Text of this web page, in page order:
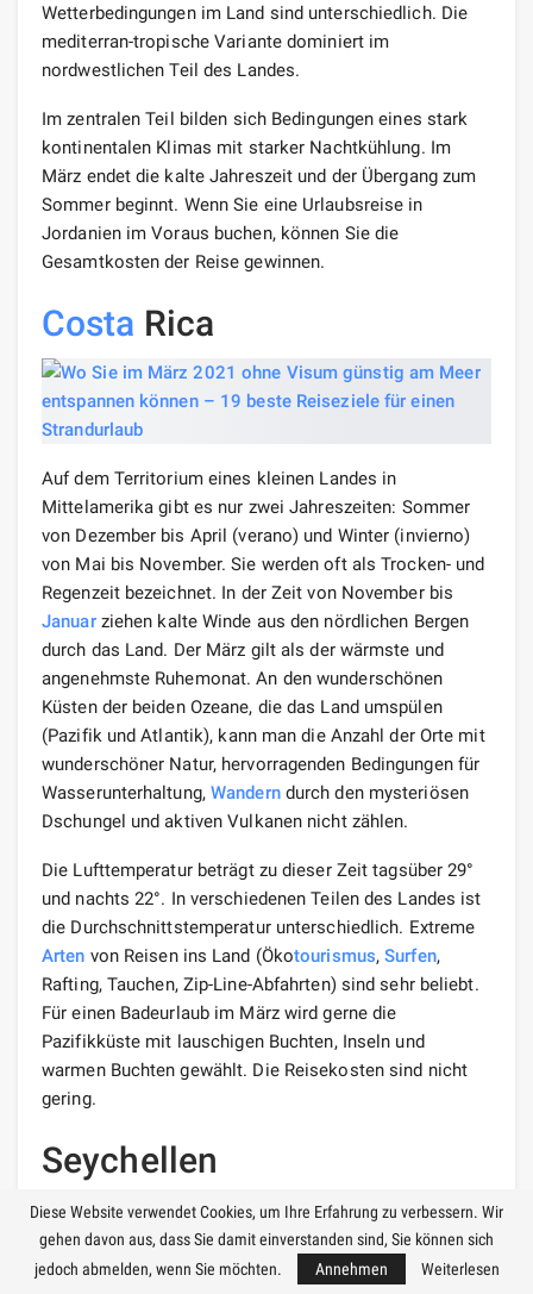
Wetterbedingungen im Land sind unterschiedlich. Die
mediterran-tropische Variante dominiert im
nordwestlichen Teil des Landes.
Im zentralen Teil bilden sich Bedingungen eines stark
kontinentalen Klimas mit starker Nachtkühlung. Im
März endet die kalte Jahreszeit und der Übergang zum
Sommer beginnt. Wenn Sie eine Urlaubsreise in
Jordanien im Voraus buchen, können Sie die
Gesamtkosten der Reise gewinnen.
Costa Rica
Auf dem Territorium eines kleinen Landes in
Mittelamerika gibt es nur zwei Jahreszeiten: Sommer
von Dezember bis April (verano) und Winter (invierno)
von Mai bis November. Sie werden oft als Trocken- und
Regenzeit bezeichnet. In der Zeit von November bis
Januarziehen kalte Winde aus den nördlichen Bergen
durch das Land. Der März gilt als der wärmste und
angenehmste Ruhemonat. An den wunderschönen
Küsten der beiden Ozeane, die das Land umspülen
(Pazifik und Atlantik), kann man die Anzahl der Orte mit
wunderschöner Natur, hervorragenden Bedingungen für
Wasserunterhaltung, Wanderndurch den mysteriösen
Dschungel und aktiven Vulkanen nicht zählen.
Die Lufttemperatur beträgt zu dieser Zeit tagsüber 29°
und nachts 22°. In verschiedenen Teilen des Landes ist
die Durchschnittstemperatur unterschiedlich. Extreme
Arten von Reisen ins Land (Ökotourismus,Surfen,
Rafting, Tauchen, Zip-Line-Abfahrten) sind sehr beliebt.
Für einen Badeurlaub im März wird gerne die
Pazifikküste mit lauschigen Buchten, Inseln und
warmen Buchten gewählt. Die Reisekosten sind nicht
gering.
Seychellen
Diese Website verwendet Cookies, um Ihre Erfahrung zu verbessern. Wir
gehen davon aus, dass Sie damit einverstanden sind, Sie können sich
jedoch abmelden, wenn Sie möchten.
Annehmen Weiterlesen